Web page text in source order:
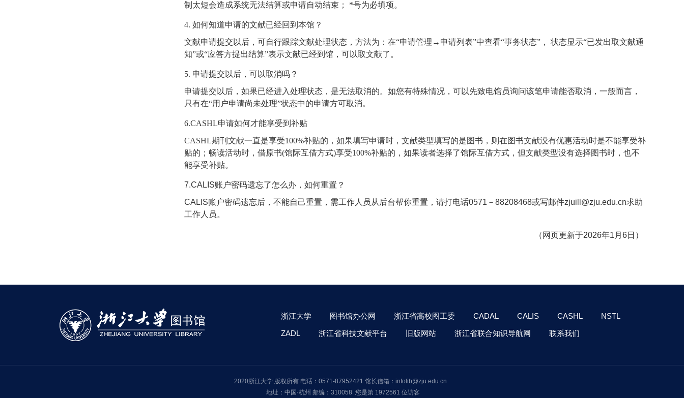
制太短会造成系统无法结算或申请自动结束；
*号为必填项。
4. 如何知道申请的文献已经回到本馆？
文献申请提交以后，可自行跟踪文献处理状态，方法为：在“申请管理 → 申请列表”中查看“事务状态” ， 状态显示“已发出取文献通
知”或“应答方提出结算”表示文献已经到馆，可以取文献了。
5. 申请提交以后，可以取消吗？
申请提交以后，如果已经进入处理状态，是无法取消的。如您有特殊情况，可以先致电馆员询问该笔申请能否取消，一般而言，
只有在“用户申请尚未处理”状态中的申请方可取消。
6.CASHL申请如何才能享受到补贴
CASHL期刊文献一直是享受100%补贴的，如果填写申请时，文献类型填写的是图书，则在图书文献没有优惠活动时是不能享受补
贴的；畅读活动时，借原书(馆际互借方式)享受100%补贴的，如果读者选择了馆际互借方式，但文献类型没有选择图书时，也不
能享受补贴。
7.CALIS账户密码遗忘了怎么办，如何重置？
CALIS账户密码遗忘后，不能自己重置，需工作人员从后台帮你重置，请打电话0571－88208468或写邮件zjuill@zju.edu.cn求助
工作人员。
（网页更新于2026年1月6日）
浙江大学 图书馆办公网 浙江省高校图工委 CADAL CALIS CASHL
NSTL
ZADL
浙江省科技文献平台 旧版网站 浙江省联合知识导航网 联系我们
2020浙江大学 版权所有 电话：0571-87952421 馆长信箱：infolib@zju.edu.cn
地址：中国·杭州 邮编：310058 您是第 1972561 位访客